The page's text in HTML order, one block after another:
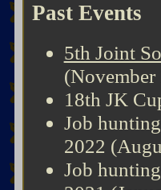
Past Events
5th Joint
18th JK
Job
2022
Job